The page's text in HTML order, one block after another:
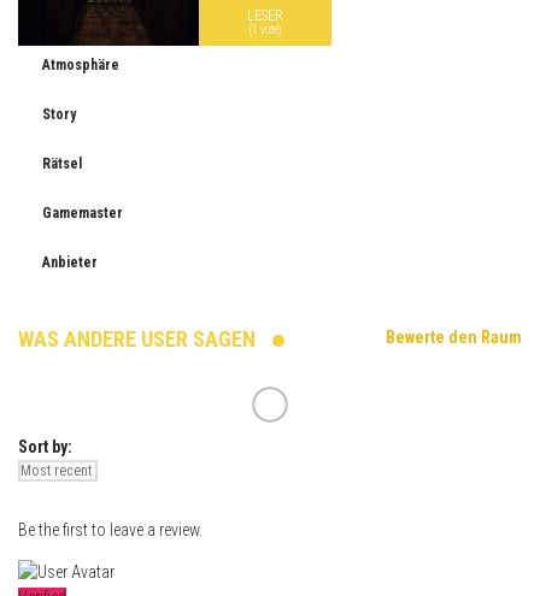
LESER
(1 vote)
Atmosphäre
Story
Rätsel
Gamemaster
Anbieter
WAS ANDERE USER SAGEN Bewerte den Raum
Sort by:
Be the first to leave a review.